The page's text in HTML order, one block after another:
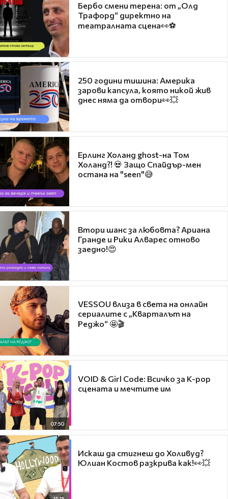
Бербо смени терена: от „Олд
Трафорд“ директно на
театралната сцена👀⚽
250 години тишина: Америка
зарови капсула, която никой жив
днес няма да отвори👀💥
Ерлинг Холанд ghost-на Том
Холанд?! 💀 Защо Спайдър-мен
остана на "seen"😅
Втори шанс за любовта? Ариана
Гранде и Рики Алварес отново
заедно!😍
VESSOU влиза в света на онлайн
сериалите с „Кварталът на
Реджо“ 🤩🎬
07:50
VOID & Girl Code: Всичко за K-pop
сцената и мечтите им
Искаш да стигнеш до Холивуд?
Юлиан Костов разкрива как!👀💥